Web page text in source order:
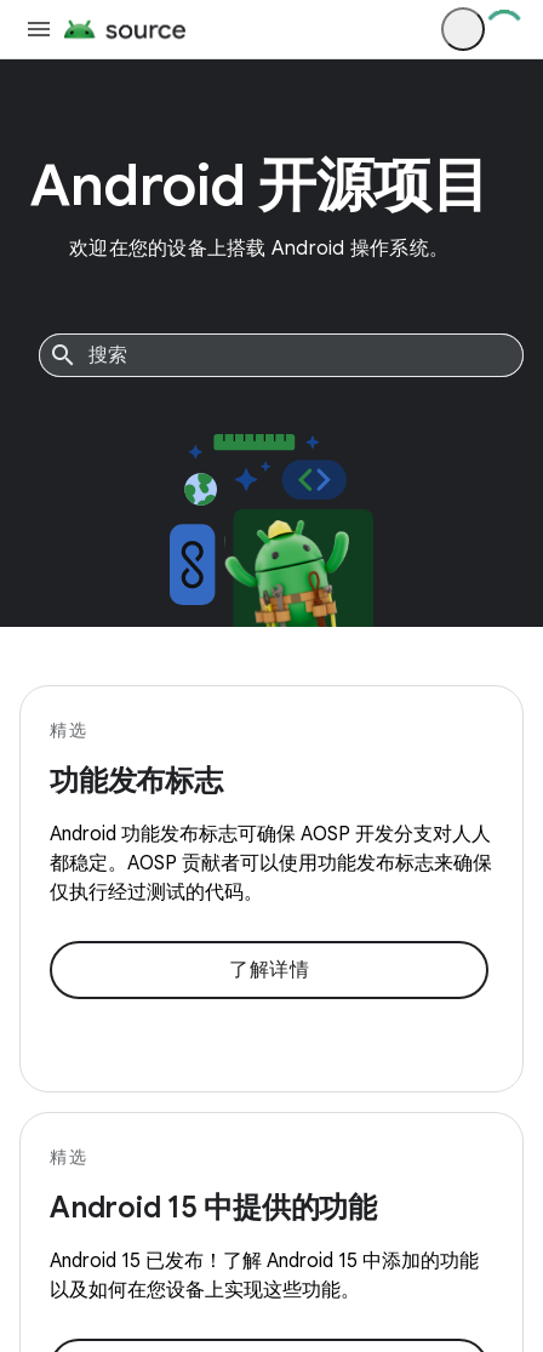
Android 开源项目
欢迎在您的设备上搭载 Android 操作系统。
精选
功能发布标志
Android 功能发布标志可确保 AOSP 开发分支对人人
都稳定。AOSP 贡献者可以使用功能发布标志来确保
仅执行经过测试的代码。
了解详情
精选
Android 15 中提供的功能
Android 15 已发布！了解 Android 15 中添加的功能
以及如何在您设备上实现这些功能。